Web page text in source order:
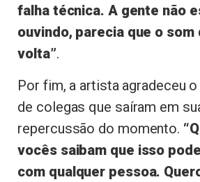
falha técnica. A gente não
ouvindo, parecia que o som
volta”.
Por fim, a artista agradeceu
de colegas que saíram em
repercussão do momento.
vocês saibam que isso
com qualquer pessoa.